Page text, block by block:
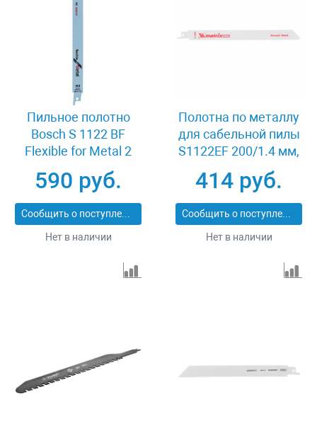
Пильное полотно
Bosch S 1122 BF
Flexible for Metal 2
штуки 2608656041
590 руб.
Сообщить о поступлении
Нет в наличии
Полотна по металлу
для сабельной пилы
S1122EF 200/1.4 мм,
Bimetal, 2 шт, Pro
Matrix 782010
414 руб.
Сообщить о поступлении
Нет в наличии